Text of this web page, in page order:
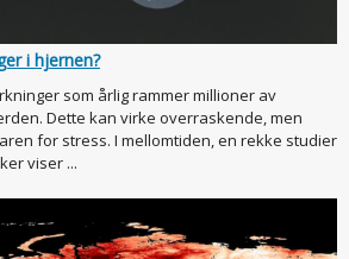
i hjernen?
som årlig rammer millioner av
Dette kan virke overraskende, men
for stress. I mellomtiden, en rekke studier
viser ...